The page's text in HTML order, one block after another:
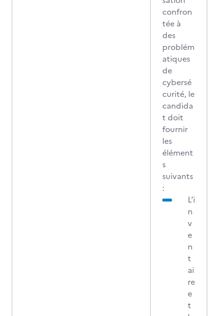
confron
tée à
des
problém
atiques
de
cybersé
curité, le
candida
t doit
fournir
les
élément
s
suivants
:
L’i
n
v
e
n
t
ai
re
e
t